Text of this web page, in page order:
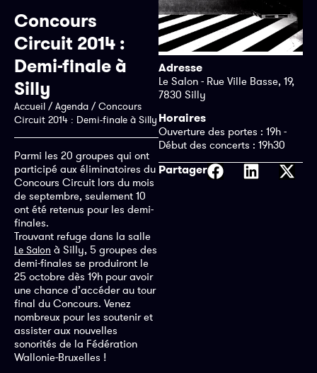
Concours
Circuit 2014 :
Demi-finale à
Silly
Accueil /Agenda /Concours
Circuit 2014 : Demi-finale à Silly
Parmi les 20 groupes qui ont
participé aux éliminatoires du
Concours Circuit lors du mois
de septembre, seulement 10
ont été retenus pour les demi-
finales.
Trouvant refuge dans la salle
Le Salon à Silly, 5 groupes des
demi-finales se produiront le
25 octobre dès 19h pour avoir
une chance d’accéder au tour
final du Concours. Venez
nombreux pour les soutenir et
assister aux nouvelles
sonorités de la Fédération
Wallonie-Bruxelles !
Adresse
Le Salon - Rue Ville Basse, 19,
7830 Silly
Horaires
Ouverture des portes : 19h -
Début des concerts : 19h30
Partager